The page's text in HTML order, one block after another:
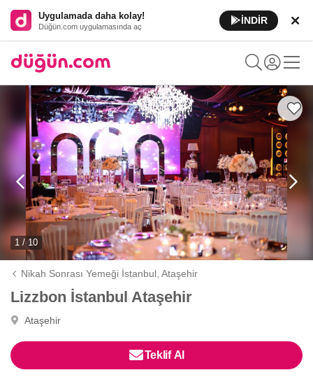
Uygulamada daha kolay!
Düğün.com uygulamasında aç
İNDİR
1 / 10
Nikah Sonrası Yemeği İstanbul,Ataşehir
Lizzbon İstanbul Ataşehir
Ataşehir
Teklif Al